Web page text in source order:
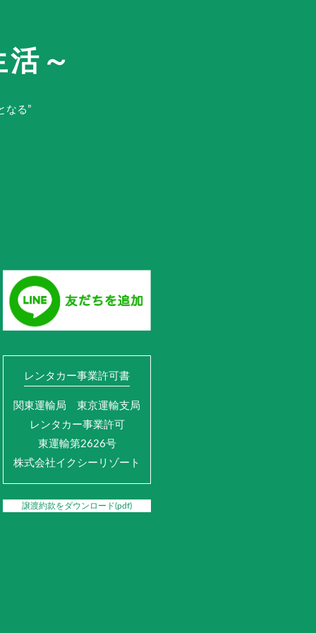
～
なる”
レンタカー事業許可書
関東運輸局 東京運輸支局
レンタカー事業許可
東運輸第2626号
株式会社イクシーリゾート
譲渡約款をダウンロード(pdf)